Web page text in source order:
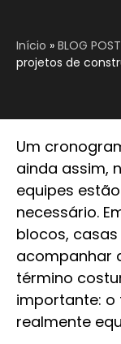
Início » BLOG
projetos de
Um
ainda assim,
equipes
necessário.
blocos,
acompanhar
término
importante: o
realmente